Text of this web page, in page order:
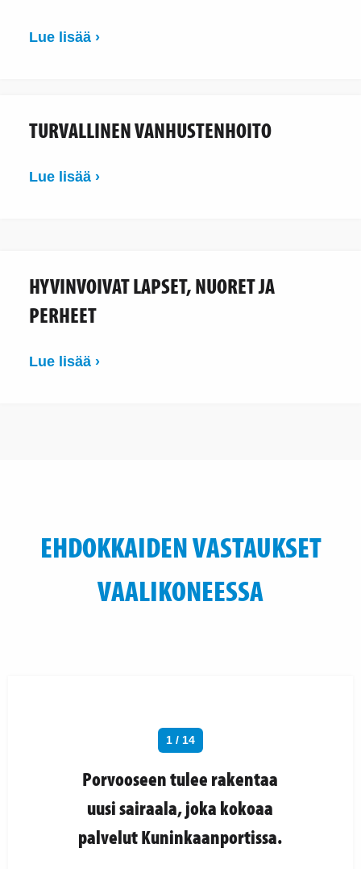
Lue lisää ›
TURVALLINEN VANHUSTENHOITO
Lue lisää ›
HYVINVOIVAT LAPSET, NUORET JA
PERHEET
Lue lisää ›
EHDOKKAIDEN VASTAUKSET
VAALIKONEESSA
1 / 14
Porvooseen tulee rakentaa
uusi sairaala, joka kokoaa
palvelut Kuninkaanportissa.